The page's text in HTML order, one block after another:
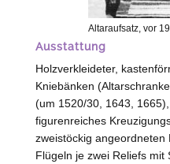
Altaraufsatz, vor
Ausstattung
Holzverkleideter,
Kniebänken
(um 1520/30, 1643,
figurenreiches
zweistöckig angeordneten
Flügeln je zwei Reliefs mit